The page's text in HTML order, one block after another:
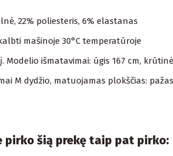
22% poliesteris, 6% elastanas
mašinoje 30°C temperatūroje
Modelio išmatavimai: ūgis 167 cm,
M dydžio, matuojamas plokščias:
pirko šią prekę taip pat pirko: